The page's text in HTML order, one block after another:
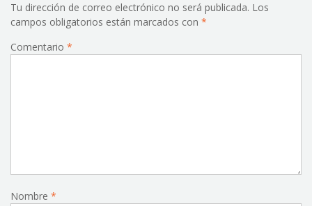
Tu dirección de correo electrónico no será publicada. Los
campos obligatorios están marcados con *
Comentario *
Nombre *